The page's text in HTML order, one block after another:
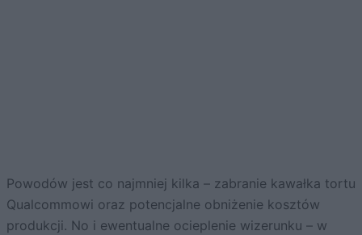
Powodów jest co najmniej kilka – zabranie kawałka tortu
Qualcommowi oraz potencjalne obniżenie kosztów
produkcji. No i ewentualne ocieplenie wizerunku – w